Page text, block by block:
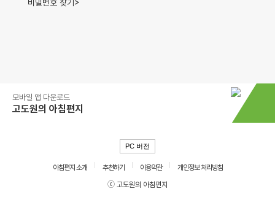
비밀번호 찾기>
모바일 앱 다운로드
고도원의 아침편지
PC 버전
아침편지 소개 추천하기 이용약관
개인정보 처리방침
ⓒ 고도원의 아침편지